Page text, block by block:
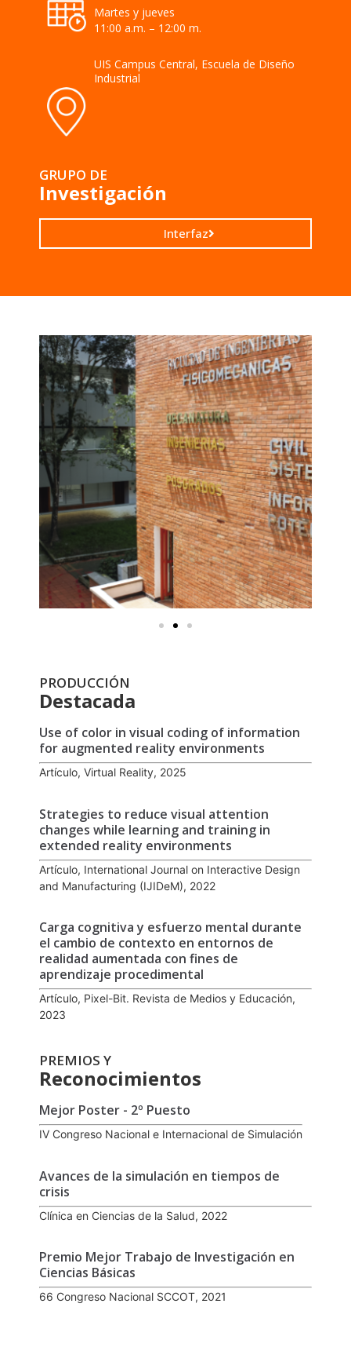
Martes y jueves
11:00 a.m. – 12:00 m.
UIS Campus Central, Escuela de Diseño
Industrial
GRUPO DE
Investigación
Interfaz
PRODUCCIÓN
Destacada
Use of color in visual coding of information
for augmented reality environments
Artículo, Virtual Reality, 2025
Strategies to reduce visual attention
changes while learning and training in
extended reality environments
Artículo, International Journal on Interactive Design
and Manufacturing (IJIDeM), 2022
Carga cognitiva y esfuerzo mental durante
el cambio de contexto en entornos de
realidad aumentada con fines de
aprendizaje procedimental
Artículo, Pixel-Bit. Revista de Medios y Educación,
2023
PREMIOS Y
Reconocimientos
Mejor Poster - 2º Puesto
IV Congreso Nacional e Internacional de Simulación
Avances de la simulación en tiempos de
crisis
Clínica en Ciencias de la Salud, 2022
Premio Mejor Trabajo de Investigación en
Ciencias Básicas
66 Congreso Nacional SCCOT, 2021